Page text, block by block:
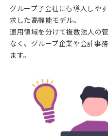
グループ⼦会社にも導入しや
求した高機能モデル。
運用領域を分けて複数法人の
なく〟グループ企業や会計事
ます。